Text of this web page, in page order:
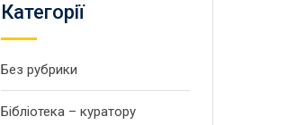
Категорії
Без рубрики
Бібліотека – куратору